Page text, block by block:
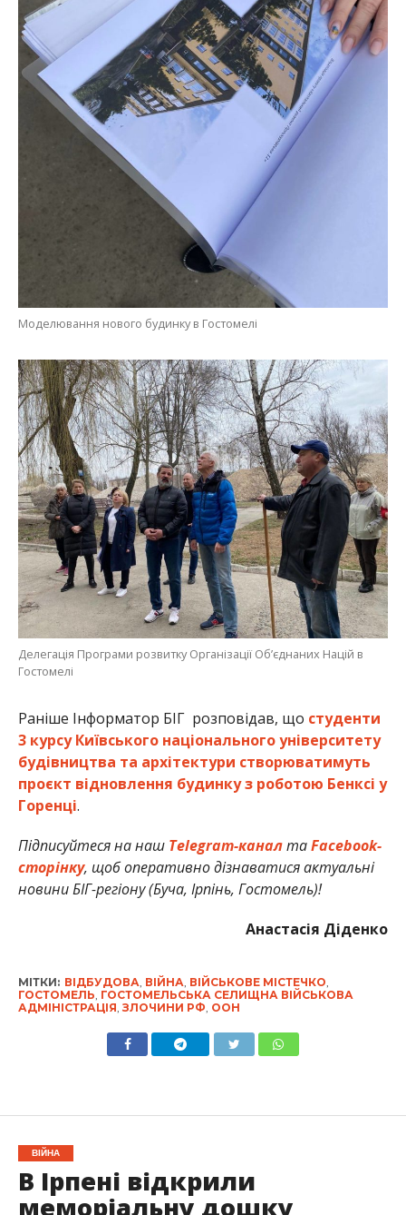
Моделювання нового будинку в Гостомелі
Делегація Програми розвитку Організації Об’єднаних Націй в
Гостомелі
Раніше Інформатор БІГ розповідав, що студенти
3 курсу Київського національного університету
будівництва та архітектури створюватимуть
проєкт відновлення будинку з роботою Бенксі у
Горенці.
Підписуйтеся на наш Telegram-канал таFacebook-
сторінку, щоб оперативно дізнаватися актуальні
новини БІГ-регіону (Буча, Ірпінь, Гостомель)!
Анастасія Діденко
МІТКИ: ВІДБУДОВА, ВІЙНА, ВІЙСЬКОВЕ МІСТЕЧКО,
ГОСТОМЕЛЬ, ГОСТОМЕЛЬСЬКА СЕЛИЩНА ВІЙСЬКОВА
АДМІНІСТРАЦІЯ, ЗЛОЧИНИ РФ, ООН
ВІЙНА
В Ірпені відкрили
меморіальну дошку